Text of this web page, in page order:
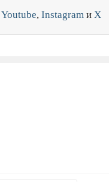
Youtube, Instagram и X